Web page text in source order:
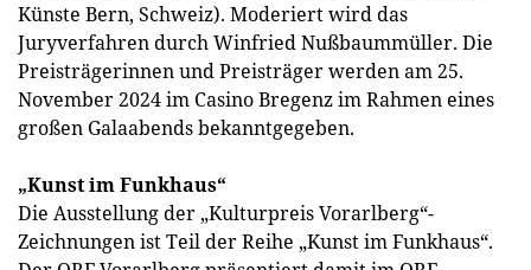
Künste Bern, Schweiz). Moderiert wird das
Juryverfahren durch Winfried Nußbaummüller. Die
Preisträgerinnen und Preisträger werden am 25.
November 2024 im Casino Bregenz im Rahmen eines
großen Galaabends bekanntgegeben.
„Kunst im Funkhaus“
Die Ausstellung der „Kulturpreis Vorarlberg“-
Zeichnungen ist Teil der Reihe „Kunst im Funkhaus“.